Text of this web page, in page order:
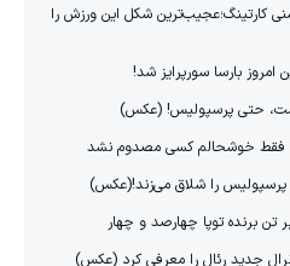
کارتینگ؛عجیب‌ترین شکل این ورزش را
امروز بارسا سورپرایز شد!
حتی پرسپولیس! (عکس)
فقط خوشحالم کسی مصدوم نشد
را شلاق می‌زند!(عکس)
تن برنده توپا چهارصد و چهار
جدید رئال را معرفی کرد (عکس)